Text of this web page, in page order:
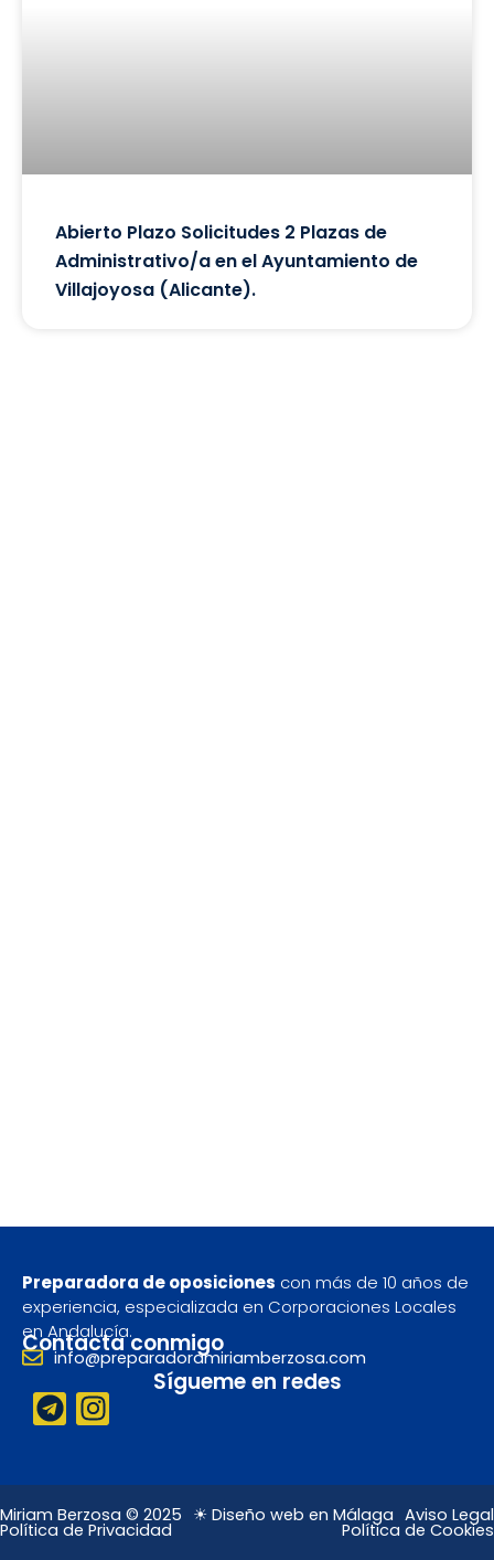
Abierto Plazo Solicitudes 2 Plazas de
Administrativo/a en el Ayuntamiento de
Villajoyosa (Alicante).
Preparadora de oposiciones con más de 10 años de
experiencia, especializada en Corporaciones Locales
en Andalucía.
Contacta conmigo
info@preparadoramiriamberzosa.com
Sígueme en redes
T
e
e
g
r
I
n
t
a
g
Miriam Berzosa © 2025 ☀ Diseño web en Málaga Aviso Legal
Política de Privacidad Política de Cookies